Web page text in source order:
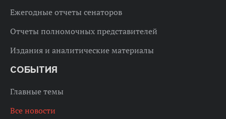
Ежегодные отчеты сенаторов
Отчеты полномочных представителей
Издания и аналитические материалы
СОБЫТИЯ
Главные темы
Все новости